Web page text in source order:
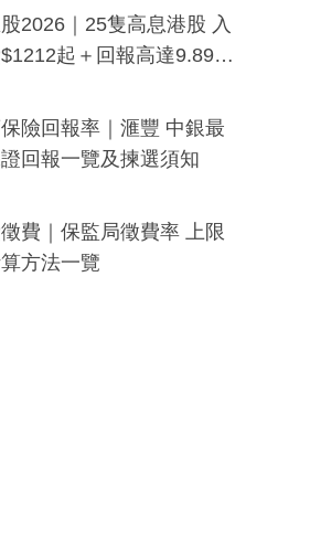
港限定特調系列
2026｜25隻高息港股 入
起＋回報高達9.89
險回報率｜滙豐 中銀最
回報一覽及揀選須知
費｜保監局徵費率 上限
方法一覽